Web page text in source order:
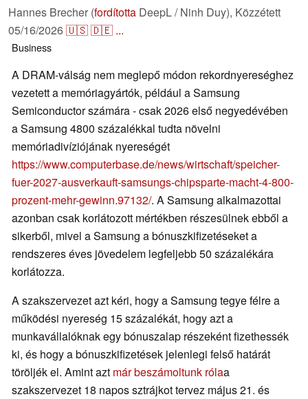
Hannes Brecher (fordította DeepL / Ninh Duy), Közzétett
05/16/2026🇺🇸🇩🇪 ...
Business
A DRAM-válság nem meglepő módon rekordnyereséghez
vezetett a memóriagyártók, például a Samsung
Semiconductor számára - csak 2026 első negyedévében
a Samsung 4800 százalékkal tudta növelni
memóriadivíziójának nyereségét
https://www.computerbase.de/news/wirtschaft/speicher-
fuer-2027-ausverkauft-samsungs-chipsparte-macht-4-800-
prozent-mehr-gewinn.97132/. A Samsung alkalmazottai
azonban csak korlátozott mértékben részesülnek ebből a
sikerből, mivel a Samsung a bónuszkifizetéseket a
rendszeres éves jövedelem legfeljebb 50 százalékára
korlátozza.
A szakszervezet azt kéri, hogy a Samsung tegye félre a
működési nyereség 15 százalékát, hogy azt a
munkavállalóknak egy bónuszalap részeként fizethessék
ki, és hogy a bónuszkifizetések jelenlegi felső határát
töröljék el. Amint azt már beszámoltunk rólaa
szakszervezet 18 napos sztrájkot tervez május 21. és